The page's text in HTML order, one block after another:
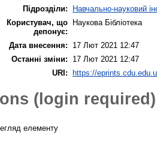
Підрозділи:
Навчально-науковий
Користувач, що
депонує:
Наукова Бібліотека
Дата внесення:
17 Лют 2021 12:47
Останні зміни:
17 Лют 2021 12:47
URI: https://
(login required)
елементу